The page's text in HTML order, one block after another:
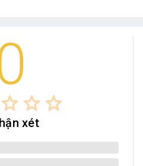
star_border star_border star_border
xét